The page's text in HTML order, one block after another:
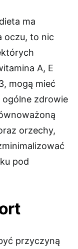
ma
oczu, to nic
A, E
mogą mieć
ogólne zdrowie
orzechy,
pod
przyczyną